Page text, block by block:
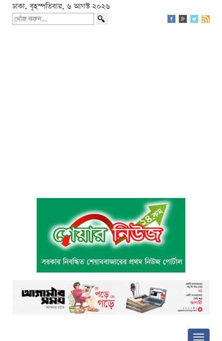
ঢাকা, বৃহস্পতিবার, ৬ আগস্ট ২০২৬